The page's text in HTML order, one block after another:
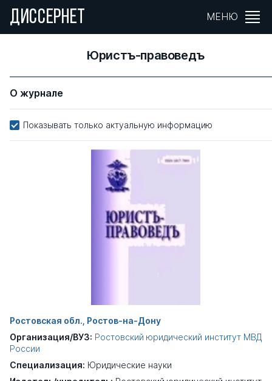
ДИССЕРНЕТ МЕНЮ
Юристъ-правоведъ
О журнале
Показывать только актуальную информацию
Ростовская обл., Ростов-на-Дону
Организация/ВУЗ: Ростовский юридический институт МВД
России
Специализация: Юридические науки